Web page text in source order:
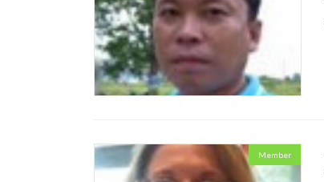
Member